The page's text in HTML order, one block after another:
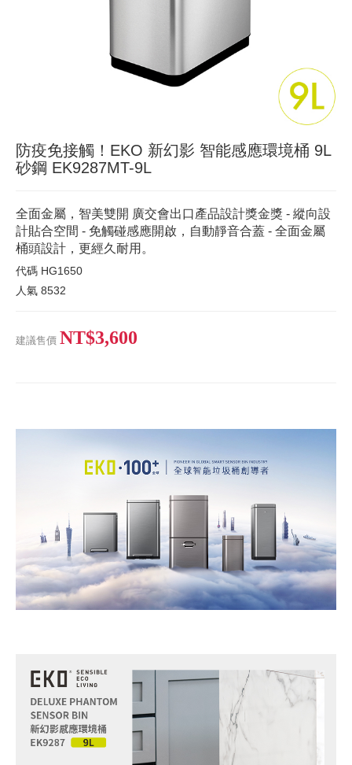
防疫免接觸！EKO 新幻影 智能感應環境桶 9L
砂鋼 EK9287MT-9L
全面金屬，智美雙開 廣交會出口產品設計獎金獎 - 縱向設
計貼合空間 - 免觸碰感應開啟，自動靜音合蓋 - 全面金屬
桶頭設計，更經久耐用。
代碼 HG1650
人氣 8532
建議售價 NT$3,600